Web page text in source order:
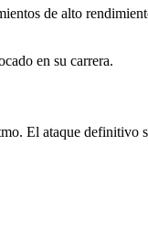
de alto
en su carrera.
El ataque definitivo